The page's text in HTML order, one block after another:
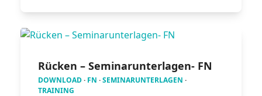
Rücken – Seminarunterlagen- FN
DOWNLOAD· FN ·SEMINARUNTERLAGEN ·
TRAINING